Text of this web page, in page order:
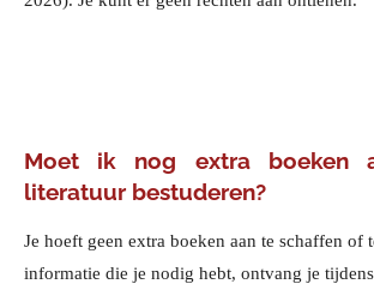
Moet ik nog extra boeken
literatuur bestuderen?
Je hoeft geen extra boeken aan te schaffen of
informatie die je nodig hebt, ontvang je